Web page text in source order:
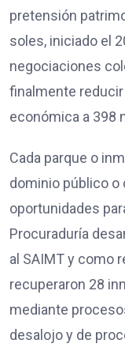
pretensión
soles, iniciado el
negociaciones
finalmente
económica a 398
Cada parque o
dominio público o
oportunidades
Procuraduría
al SAIMT y como
recuperaron 28
mediante
desalojo y de